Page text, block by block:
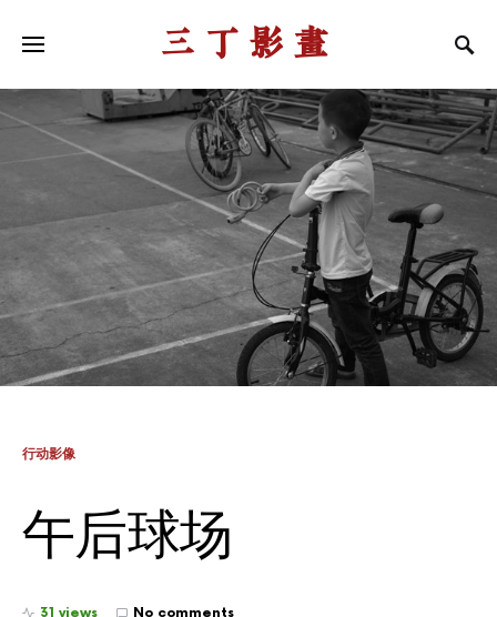
三丁影画
行动影像
午后球场
31 views No comments